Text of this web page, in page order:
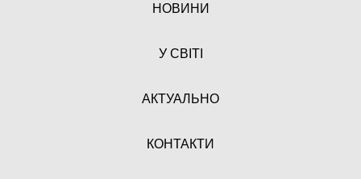
НОВИНИ
У СВІТІ
АКТУАЛЬНО
КОНТАКТИ